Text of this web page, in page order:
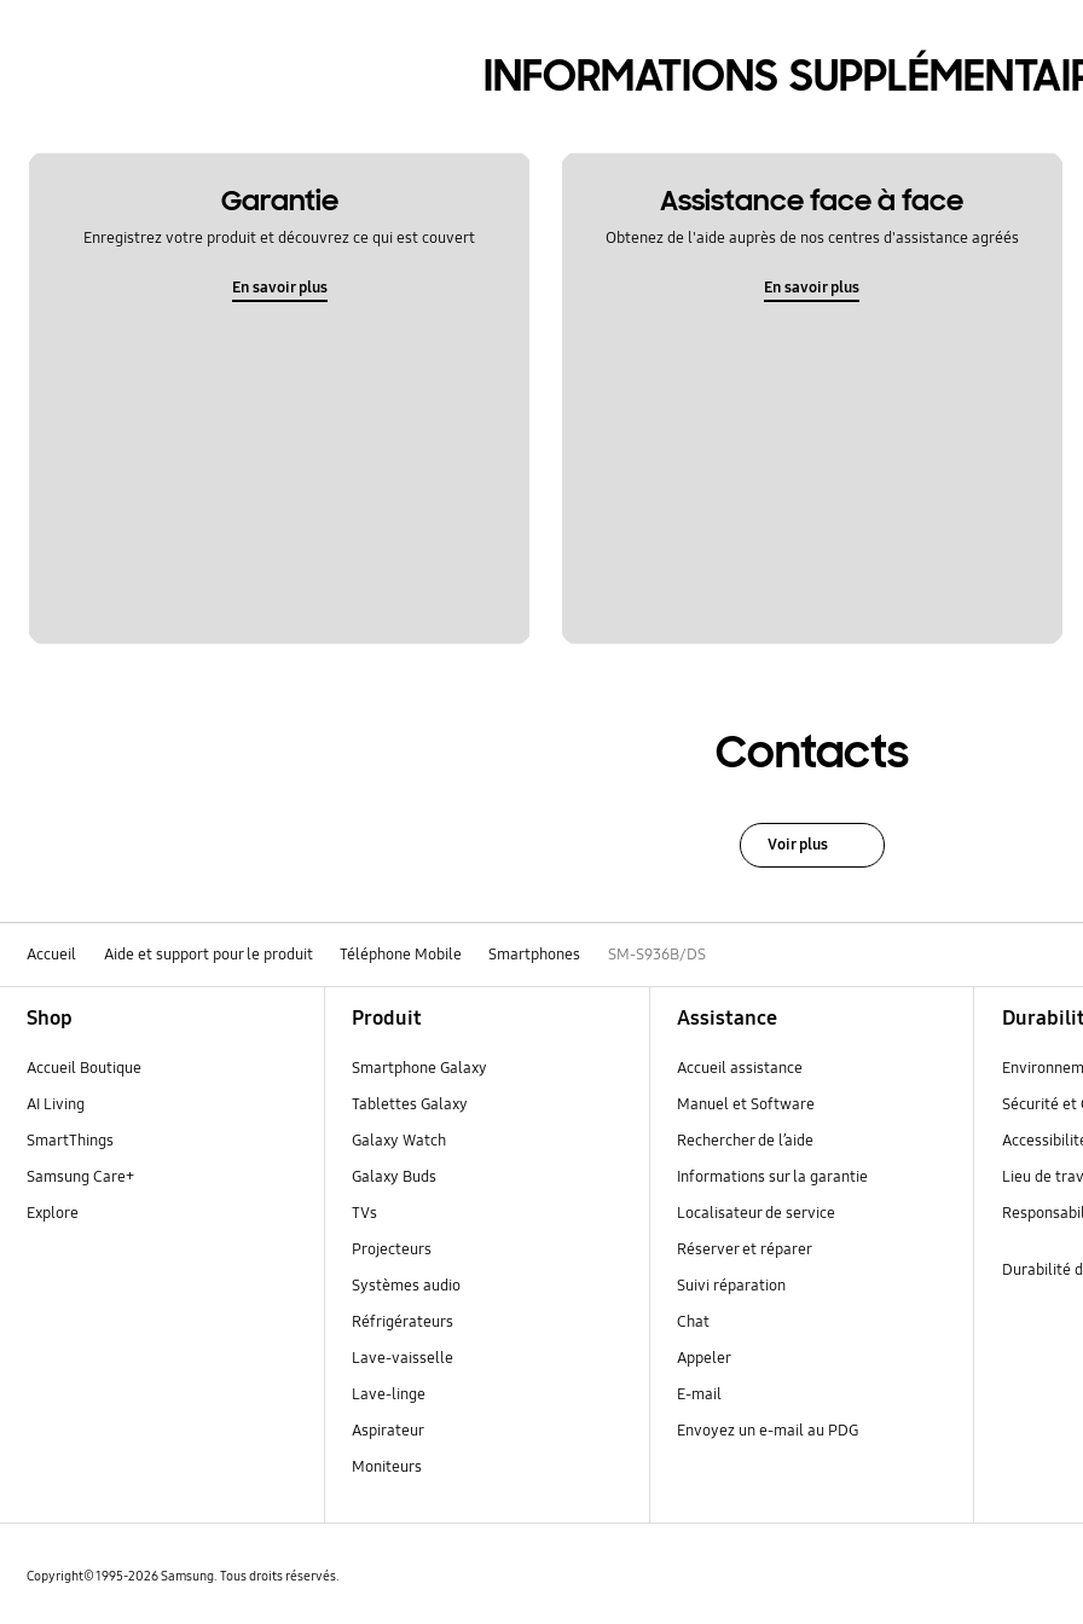
sns
INFORMATIONS
Garantie
Enregistrez votre produit et découvrez ce qui est couvert
En savoir plus
Assistance face à face
Obtenez de l'aide auprès de nos centres d'assistance agréés
En savoir plus
Contacts
Voir plus
Accueil Aide et support pour le produit Téléphone Mobile Smartphones SM-S936B/DS
Shop
Accueil Boutique
AI Living
SmartThings
Samsung Care+
Explore
Produit
Smartphone Galaxy
Tablettes Galaxy
Galaxy Watch
Galaxy Buds
TVs
Projecteurs
Systèmes audio
Réfrigérateurs
Lave-vaisselle
Lave-linge
Aspirateur
Moniteurs
Assistance
Accueil assistance
Manuel et Software
Rechercher de l’aide
Informations sur la garantie
Localisateur de service
Réserver et réparer
Suivi réparation
Chat
Appeler
E-mail
Envoyez un e-mail au PDG
Sécurité et
Lieu de
Durabilité
Copyright© 1995-2026 Samsung. Tous droits réservés.